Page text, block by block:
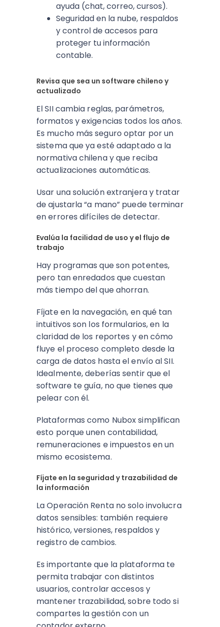
ayuda (chat, correo, cursos).
Seguridad en la nube, respaldos
y control de accesos para
proteger tu información
contable.​
Revisa que sea un software chileno y
actualizado
El SII cambia reglas, parámetros,
formatos y exigencias todos los años.
Es mucho más seguro optar por un
sistema que ya esté adaptado a la
normativa chilena y que reciba
actualizaciones automáticas.
Usar una solución extranjera y tratar
de ajustarla “a mano” puede terminar
en errores difíciles de detectar.
Evalúa la facilidad de uso y el flujo de
trabajo
Hay programas que son potentes,
pero tan enredados que cuestan
más tiempo del que ahorran.
Fíjate en la navegación, en qué tan
intuitivos son los formularios, en la
claridad de los reportes y en cómo
fluye el proceso completo desde la
carga de datos hasta el envío al SII.
Idealmente, deberías sentir que el
software te guía, no que tienes que
pelear con él.
Plataformas como Nubox simplifican
esto porque unen contabilidad,
remuneraciones e impuestos en un
mismo ecosistema.
Fíjate en la seguridad y trazabilidad de
la información
La Operación Renta no solo involucra
datos sensibles: también requiere
histórico, versiones, respaldos y
registro de cambios.
Es importante que la plataforma te
permita trabajar con distintos
usuarios, controlar accesos y
mantener trazabilidad, sobre todo si
compartes la gestión con un